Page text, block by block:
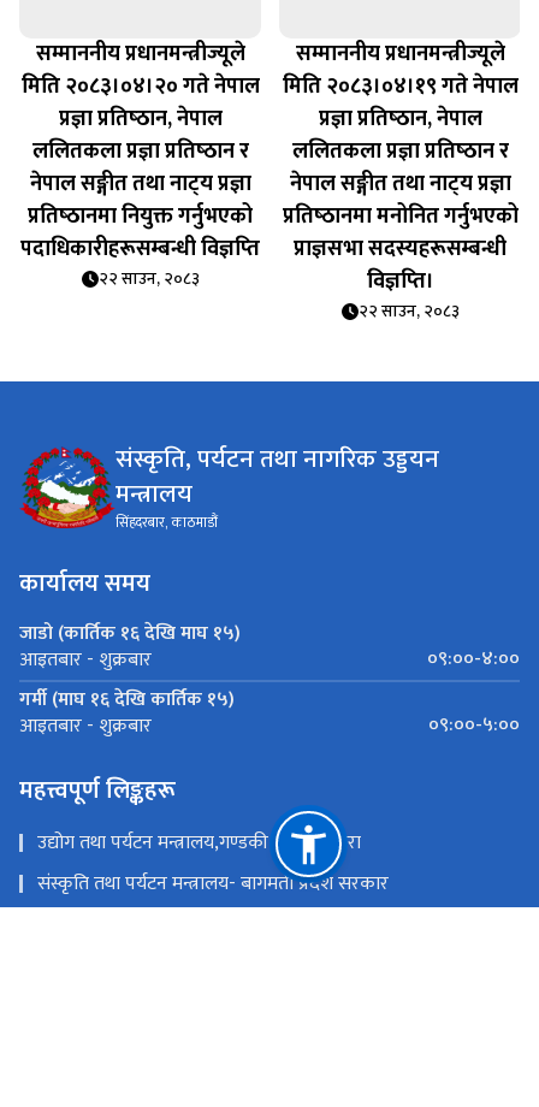
सम्माननीय प्रधानमन्त्रीज्यूले
मिति २०८३।०४।२० गते नेपाल
प्रज्ञा प्रतिष्‍ठान, नेपाल
ललितकला प्रज्ञा प्रतिष्‍ठान र
नेपाल सङ्गीत तथा नाट्‍य प्रज्ञा
प्रतिष्‍ठानमा नियुक्त गर्नुभएको
पदाधिकारीहरूसम्बन्धी विज्ञप्‍ति
२२ साउन, २०८३
सम्माननीय प्रधानमन्त्रीज्यूले
मिति २०८३।०४।१९ गते नेपाल
प्रज्ञा प्रतिष्‍ठान, नेपाल
ललितकला प्रज्ञा प्रतिष्‍ठान र
नेपाल सङ्गीत तथा नाट्‍य प्रज्ञा
प्रतिष्‍ठानमा मनोनित गर्नुभएको
प्राज्ञसभा सदस्यहरूसम्बन्धी
विज्ञप्‍ति।
२२ साउन, २०८३
संस्कृति, पर्यटन तथा नागरिक उड्डयन
मन्त्रालय
सिंहदरबार, काठमाडौं
कार्यालय समय
जाडो (कार्तिक १६ देखि माघ १५)
आइतबार - शुक्रबार
०९:००-४:००
गर्मी (माघ १६ देखि कार्तिक १५)
आइतबार - शुक्रबार ०९:००-५:००
महत्त्वपूर्ण लिङ्कहरू
उद्योग तथा पर्यटन मन्त्रालय,गण्डकी प्रदेश ,पोखरा
संस्कृति तथा पर्यटन मन्त्रालय- बागमती प्रदेश सरकार